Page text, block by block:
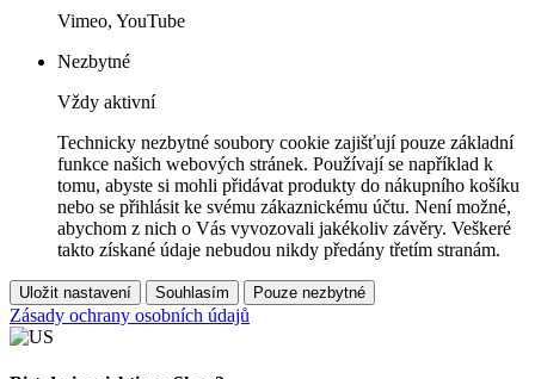
Vimeo, YouTube
Nezbytné
Vždy aktivní
Technicky nezbytné soubory cookie zajišťují pouze základní
funkce našich webových stránek. Používají se například k
tomu, abyste si mohli přidávat produkty do nákupního košíku
nebo se přihlásit ke svému zákaznickému účtu. Není možné,
abychom z nich o Vás vyvozovali jakékoliv závěry. Veškeré
takto získané údaje nebudou nikdy předány třetím stranám.
Uložit nastavení Souhlasím Pouze nezbytné
Zásady ochrany osobních údajů